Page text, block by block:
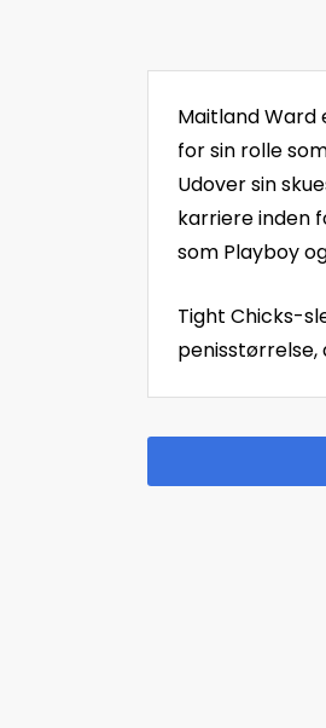
Maitland Ward
for sin rolle
Udover sin
karriere inden
som Playboy
Tight Chicks-